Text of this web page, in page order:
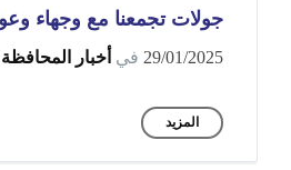
جولات تجمعنا مع وجهاء
29/01/2025 في أخبار المحافظة
المزيد